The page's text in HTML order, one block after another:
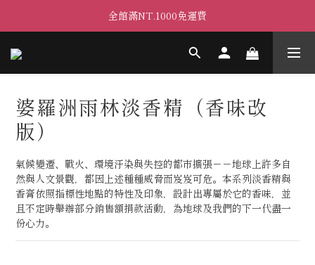
全館滿NT.1000免運費
婆羅洲雨林淡香精（香味改
版）
氣候變遷、戰火、環境汙染與失控的都市擴張－－地球上許多自
然與人文景觀，都因上述種種威脅而岌岌可危。本系列淡香精與
香膏依照指標性地點的特性及印象，設計出專屬於它的香味，並
且不定時舉辦部分銷售額捐款活動，為地球及我們的下一代盡一
份心力。